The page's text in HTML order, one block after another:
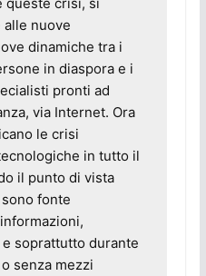
alle nuove
dinamiche tra i
in diaspora e i
pronti ad
via Internet. Ora
le crisi
in tutto il
il punto di vista
fonte
soprattutto durante
senza mezzi